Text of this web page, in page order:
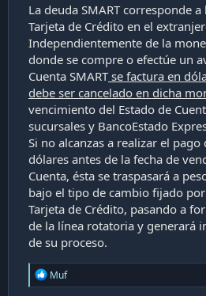
La deuda SMART corresponde
Tarjeta de Crédito en el
Independientemente de la
donde se compre o efectúe un
Cuenta SMARTse factura en
debe ser cancelado en dicha
vencimiento del Estado de
sucursales y BancoEstado
Si no alcanzas a realizar el pago
dólares antes de la fecha de
Cuenta, ésta se traspasará a
bajo el tipo de cambio fijado
Tarjeta de Crédito, pasando a
de la línea rotatoria y generará
de su proceso.
R
e
Muf